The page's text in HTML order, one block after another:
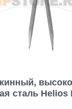
сталь Helios